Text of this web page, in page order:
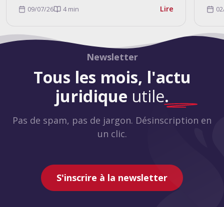
09/07/26 4 min Lire
Newsletter
Tous les mois, l'actu
juridique utile.
Pas de spam, pas de jargon. Désinscription en
un clic.
S'inscrire à la newsletter